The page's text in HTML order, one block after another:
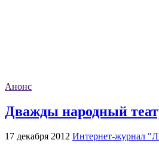
Анонс
Дважды народный
17 декабря 2012 Интернет-журнал